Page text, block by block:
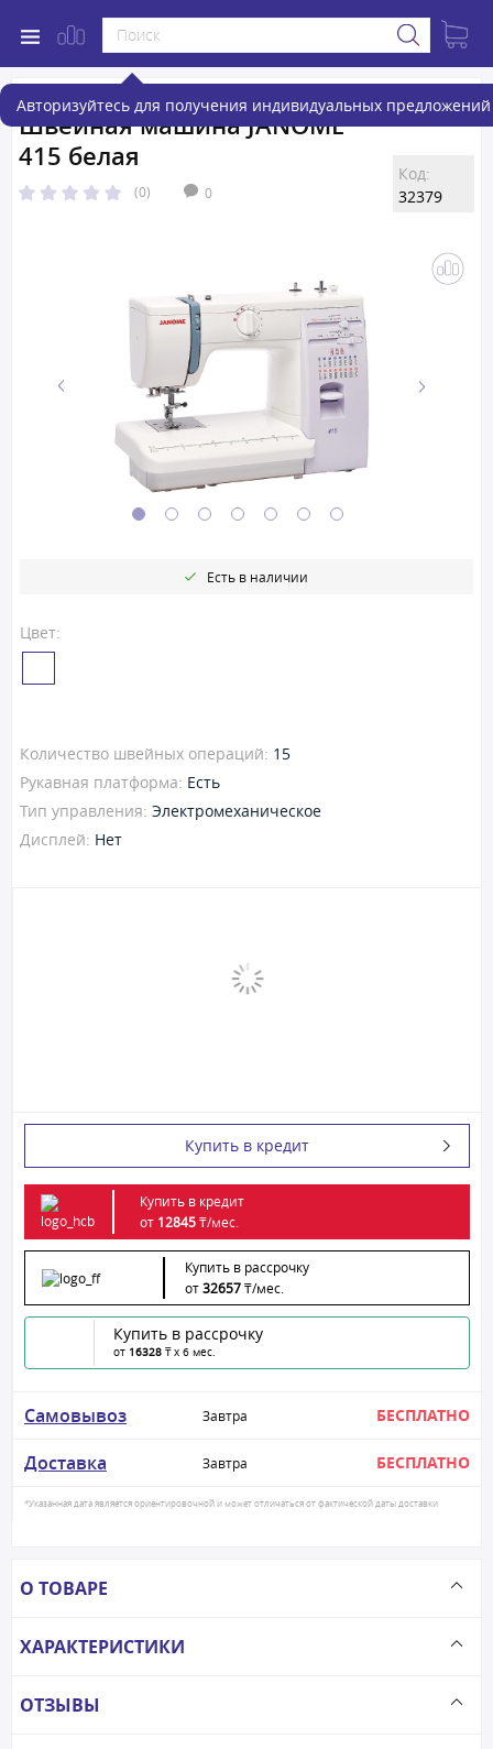
Авторизуйтесь для получения индивидуальных предложений
Швейная машина JANOME
415 белая
(0) 0
Код:
32379
Цвет:
Есть в наличии
Количество швейных операций: 15
Рукавная платформа: Есть
Тип управления: Электромеханическое
Дисплей: Нет
Купить в кредит
Купить в кредит
от 12845₸/мес.
Купить в рассрочку
от32657₸/мес.
Купить в рассрочку
от 16328 ₸ x 6 мес.
Самовывоз Завтра БЕСПЛАТНО
Доставка Завтра БЕСПЛАТНО
*Указанная дата является ориентировочной и может отличаться от фактической даты доставки
О ТОВАРЕ
ХАРАКТЕРИСТИКИ
ОТЗЫВЫ